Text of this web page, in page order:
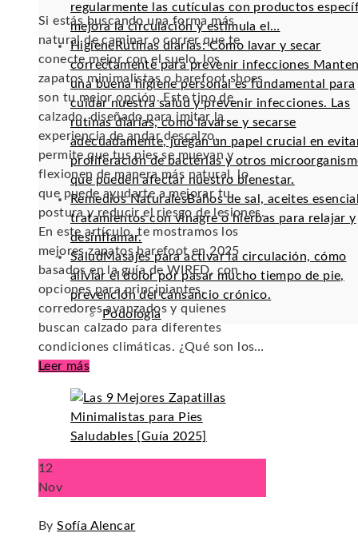
regularmente las cutículas con productos
mejora la circulación y estimula el…
HigieneRutinas diarias: Cómo lavar y secar
correctamente para prevenir infecciones
una buena higiene personal es fundamental para
cuidar nuestra salud y prevenir infecciones. Las
rutinas diarias, como lavarse y secarse
adecuadamente, juegan un papel crucial en
proliferación de bacterias y otros
que pueden afectar nuestro bienestar.
Remedios NaturalesBaños de sal, aceites
tratamientos con vinagre o hierbas para relajar y
desinflamar.
SaludMasajes para activar la circulación, cómo
aliviar el dolor por pasar mucho tiempo de pie,
prevención del cansancio crónico.
Podología
Si estás buscando una forma más
natural de caminar o correr que te
conecte mejor con el suelo, los
zapatos minimalistas o barefoot shoes
son tu mejor opción. Este tipo de
calzado, diseñado para imitar la
experiencia de andar descalzo,
permite que tus pies se muevan y
flexionen de manera más natural, lo
que puede ayudarte a mejorar tu
postura y reducir el riesgo de lesiones.
En este artículo, te mostramos los
mejores zapatos barefoot en 2025
basados en la guía de WIRED, con
opciones para principiantes,
corredores avanzados y quienes
buscan calzado para diferentes
condiciones climáticas. ¿Qué son los…
Leer más
12
Nov
BySofía Alencar